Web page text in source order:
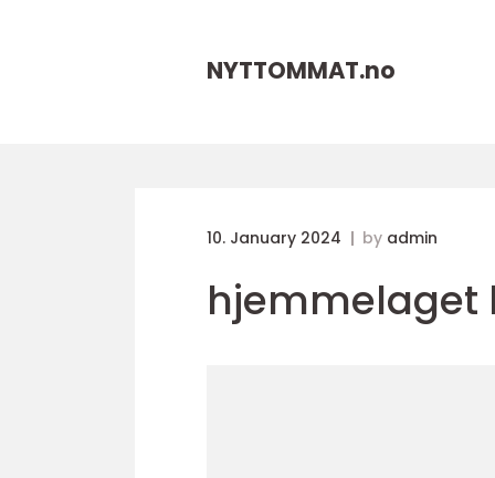
NYTTOMMAT.no
10. January 2024 by admin